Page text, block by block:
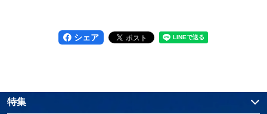
シェア
特集